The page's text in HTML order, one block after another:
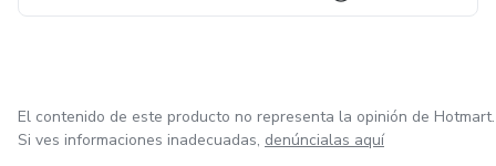
El contenido de este producto no representa la opinión de Hotmart.
Si ves informaciones inadecuadas, denúncialas aquí